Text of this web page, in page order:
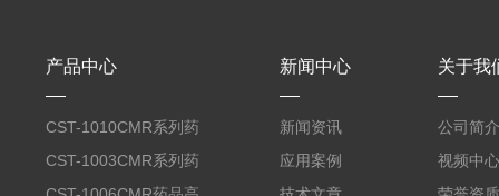
产品中心
CST-1010CMR系列药
品高温试验箱
CST-1003CMR系列药
新闻中心
新闻资讯
应用案例
关于我
公司简介
视频中心